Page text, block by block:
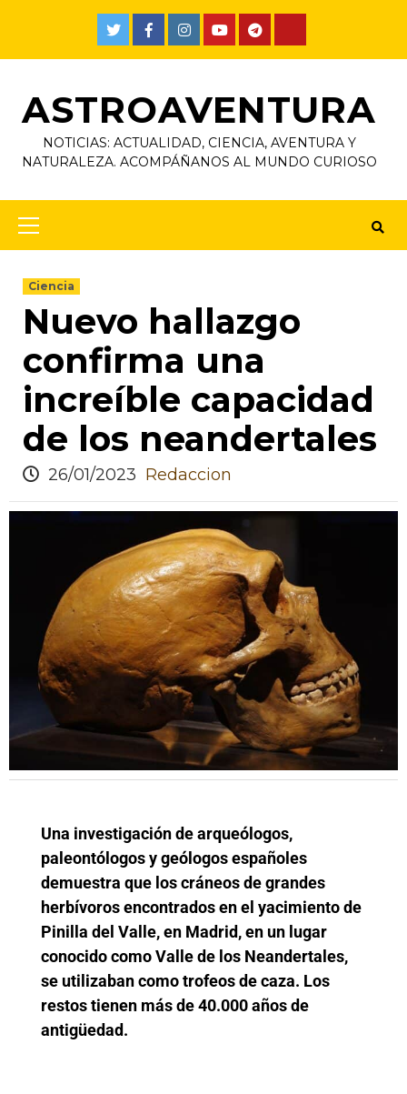
ASTROAVENTURA
NOTICIAS: ACTUALIDAD, CIENCIA, AVENTURA Y
NATURALEZA. ACOMPÁÑANOS AL MUNDO CURIOSO
Ciencia
Nuevo hallazgo
confirma una
increíble capacidad
de los neandertales
26/01/2023 Redaccion
Una investigación de arqueólogos,
paleontólogos y geólogos españoles
demuestra que los cráneos de grandes
herbívoros encontrados en el yacimiento de
Pinilla del Valle, en Madrid, en un lugar
conocido como Valle de los Neandertales,
se utilizaban como trofeos de caza. Los
restos tienen más de 40.000 años de
antigüedad.